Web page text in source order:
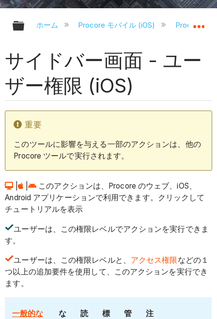
グローバル階層を展開/折りたたむ
ホーム Procore モバイル (iOS) Procore
サイドバー画面 - ユー
ザー権限 (iOS)
重要
このツールに影響を与える一部のアクションは、他の
Procore ツールで実行されます。
|
このアクションは、Procore のウェブ、iOS、
Android アプリケーションで利用できます。クリックして
チュートリアルを表示
ユーザーは、この権限レベルでアクションを実行できま
す。
ユーザーは、この権限レベルと、 アクセス権限などの１
つ以上の追加要件を使用して、このアクションを実行でき
ます。
一般的な
な
読
標
管
注